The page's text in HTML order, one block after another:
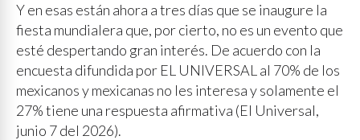
Y en esas están ahora a tres días que se inaugure la
fiesta mundialera que, por cierto, no es un evento que
esté despertando gran interés. De acuerdo con la
encuesta difundida por EL UNIVERSAL al 70% de los
mexicanos y mexicanas no les interesa y solamente el
27% tiene una respuesta afirmativa (El Universal,
junio 7 del 2026).